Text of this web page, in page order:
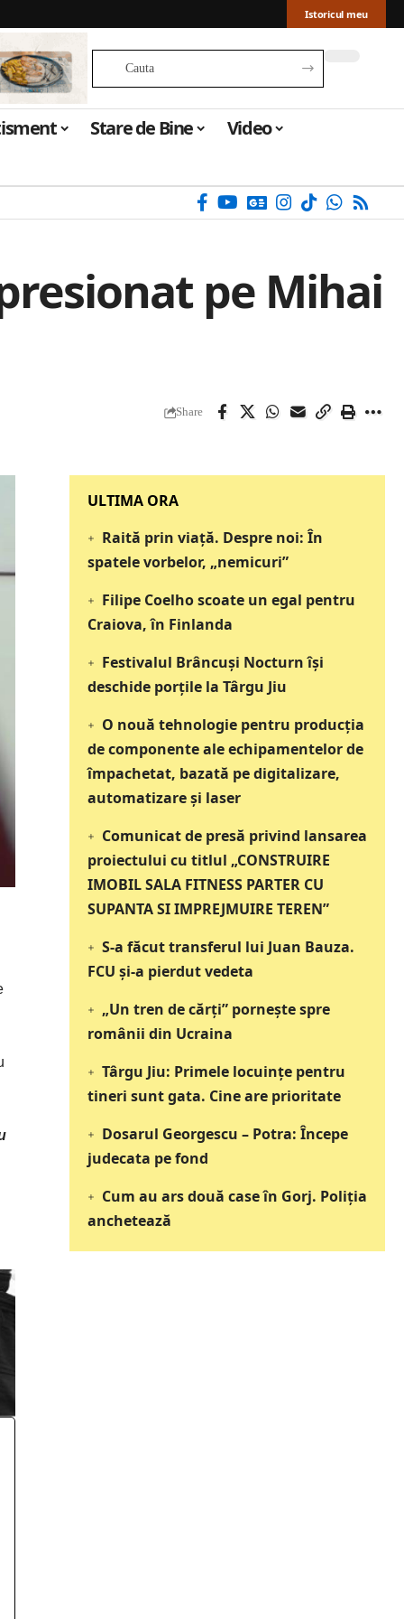
Istoricul meu
Stare de Bine Video
pe Mihai
Share
‎‎‎‎‎‎‎ULTIMA ORA
Raită prin viață. Despre noi: În
spatele vorbelor, „nemicuri”
Filipe Coelho scoate un egal pentru
Craiova, în Finlanda
Festivalul Brâncuși Nocturn își
deschide porțile la Târgu Jiu
O nouă tehnologie pentru producția
de componente ale echipamentelor de
împachetat, bazată pe digitalizare,
automatizare și laser
Comunicat de presă privind lansarea
proiectului cu titlul „CONSTRUIRE
IMOBIL SALA FITNESS PARTER CU
SUPANTA SI IMPREJMUIRE TEREN”
S-a făcut transferul lui Juan Bauza.
FCU și-a pierdut vedeta
„Un tren de cărți” pornește spre
românii din Ucraina
Târgu Jiu: Primele locuințe pentru
tineri sunt gata. Cine are prioritate
Dosarul Georgescu – Potra: Începe
judecata pe fond
Cum au ars două case în Gorj. Poliția
anchetează